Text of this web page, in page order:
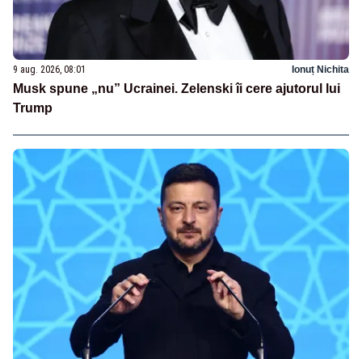
9 aug. 2026, 08:01 Ionuț Nichita
Musk spune „nu” Ucrainei. Zelenski îi cere ajutorul lui
Trump